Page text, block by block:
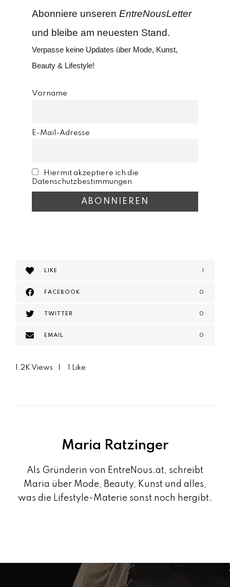
Abonniere unseren EntreNousLetter
und bleibe am neuesten Stand.
Verpasse keine Updates über Mode, Kunst,
Beauty & Lifestyle!
Vorname
E-Mail-Adresse
Hiermit akzeptiere ich die
Datenschutzbestimmungen
LIKE 1
FACEBOOK 0
TWITTER 0
EMAIL 0
1.2K Views Like
Maria Ratzinger
Als Gründerin von EntreNous.at, schreibt
Maria über Mode, Beauty, Kunst und alles,
was die Lifestyle-Materie sonst noch hergibt.